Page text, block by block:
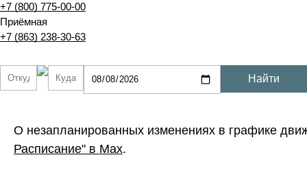
+7 (800) 775-00-00
Приёмная
+7 (863) 238-30-63
О незапланированных изменениях в графике
Расписание" в Max.